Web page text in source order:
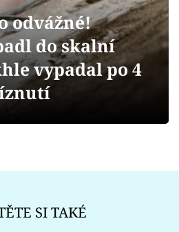
odvážné!
do skalní
vypadal po 4
SI TAKÉ